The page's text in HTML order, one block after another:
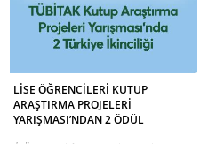
LİSE ÖĞRENCİLERİ KUTUP
ARAŞTIRMA PROJELERİ
YARIŞMASI’NDAN 2 ÖDÜL